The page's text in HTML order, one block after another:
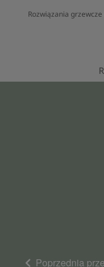
Rozwiązania grzewcze
Poprzednia